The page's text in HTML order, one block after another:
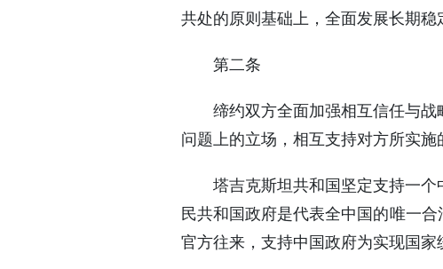
共处的原则基础上，全面发展长期稳
第二条
缔约双方全面加强相互信任与
问题上的立场，相互支持对方所实施
塔吉克斯坦共和国坚定支持一
民共和国政府是代表全中国的唯一
官方往来，支持中国政府为实现国家